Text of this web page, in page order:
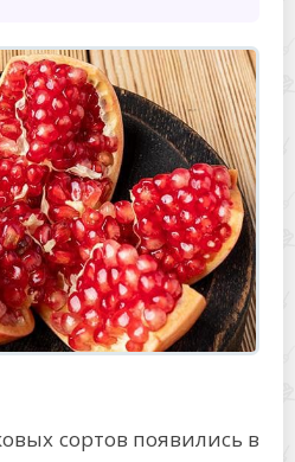
сортов появились в